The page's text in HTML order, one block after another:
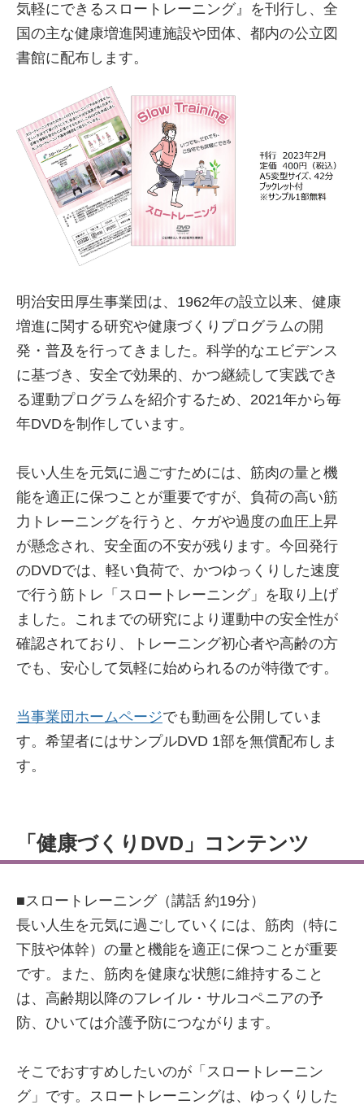
気軽にできるスロートレーニング』を刊行し、全
国の主な健康増進関連施設や団体、都内の公立図
書館に配布します。
明治安田厚生事業団は、1962年の設立以来、健康
増進に関する研究や健康づくりプログラムの開
発・普及を行ってきました。科学的なエビデンス
に基づき、安全で効果的、かつ継続して実践でき
る運動プログラムを紹介するため、2021年から毎
年DVDを制作しています。
長い人生を元気に過ごすためには、筋肉の量と機
能を適正に保つことが重要ですが、負荷の高い筋
力トレーニングを行うと、ケガや過度の血圧上昇
が懸念され、安全面の不安が残ります。今回発行
のDVDでは、軽い負荷で、かつゆっくりした速度
で行う筋トレ「スロートレーニング」を取り上げ
ました。これまでの研究により運動中の安全性が
確認されており、トレーニング初心者や高齢の方
でも、安心して気軽に始められるのが特徴です。
当事業団ホームページでも動画を公開していま
す。希望者にはサンプルDVD 1部を無償配布しま
す。
「健康づくりDVD」コンテンツ
■スロートレーニング（講話 約19分）
長い人生を元気に過ごしていくには、筋肉（特に
下肢や体幹）の量と機能を適正に保つことが重要
です。また、筋肉を健康な状態に維持すること
は、高齢期以降のフレイル・サルコペニアの予
防、ひいては介護予防につながります。
そこでおすすめしたいのが「スロートレーニン
グ」です。スロートレーニングは、ゆっくりした